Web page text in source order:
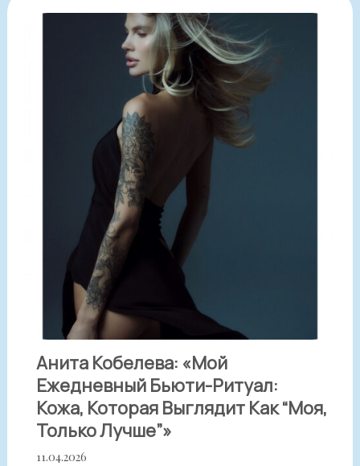
Анита Кобелева: «Мой
Ежедневный Бьюти-Ритуал:
Кожа, Которая Выглядит Как “моя,
Только Лучше”»
11.04.2026